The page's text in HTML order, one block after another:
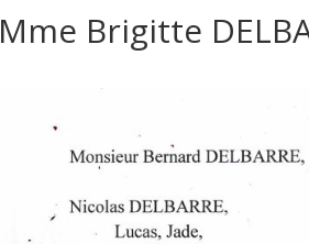
Mme Brigitte